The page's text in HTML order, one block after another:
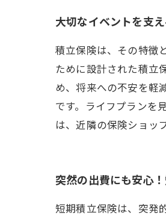
大切なイベントを支
積立保険は、その特徴
ために設計された積立
め、将来への不安を軽
です。ライフプランを
は、近隣の保険ショッ
突然の出費にも安心
短期積立保険は、突発